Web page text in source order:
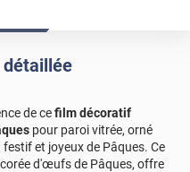
de cefilm décoratif
pour paroi vitrée, orné
et joyeux de Pâques. Ce
d'œufs de Pâques, offre